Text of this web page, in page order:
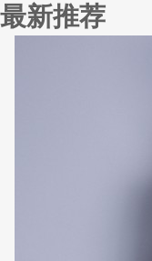
最新推荐